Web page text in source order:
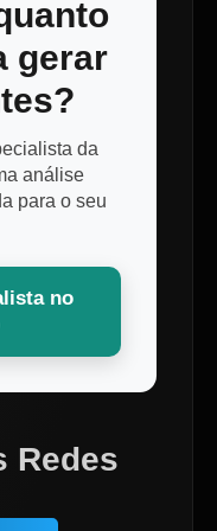
gerar
da
análise
para o seu
no
Redes